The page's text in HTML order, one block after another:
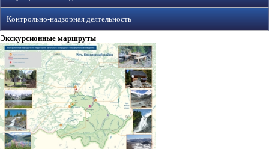
Контрольно-надзорная деятельность
Экскурсионные маршруты